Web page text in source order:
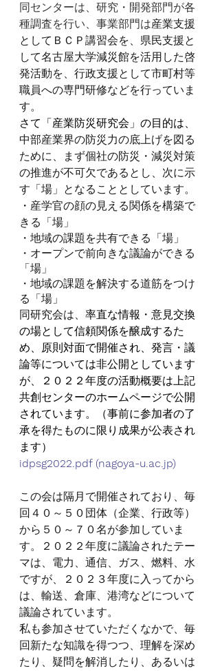
同センターは、研究・開発部門が各
種調査を行い、事業部門は産業支援
としてＢＣＰ講習会を、県民支援と
して名古屋大学減災館を活用した啓
発活動を、行政支援として市町村等
職員への専門研修などを行っていま
す。
さて「産業防災研究会」の目的は、
中部産業界の防災力の底上げを図る
ために、まず個社の防災・減災対策
の推進が不可欠であるとし、次に示
す「場」となることとしています。
・ 産学官の顔の見える関係を構築で
きる「場」
・地域の課題を共有できる「場」
・オープンで前向きな議論ができる
「場」
・地域の課題を解決する道筋をつけ
る「場」
同研究会は、 率直な情報・意見交換
の場として信頼関係を醸成するた
め、原則対面で開催され、発言・議
論等については非公開としています
が、２０２２年度の活動概要は上記
共創センターのホームページで公開
されています。（事前に参加者の了
承を得たものに限り成果が公表され
ます）
idpsg2022.pdf (nagoya-u.ac.jp)
この会は隔月で開催されており、毎
回４０～５０団体（企業、行政等）
から５０～７０名が参加していま
す。２０２２年度に議論されたテー
マは、電力、通信、ガス、燃料、水
ですが、２０２３年度に入ってから
は、輸送、倉庫、港湾などについて
議論されています。
私も参加させていただくなかで、毎
回新たな知識を得つつ、理解を深め
たり、疑問を解消したり、あるいは